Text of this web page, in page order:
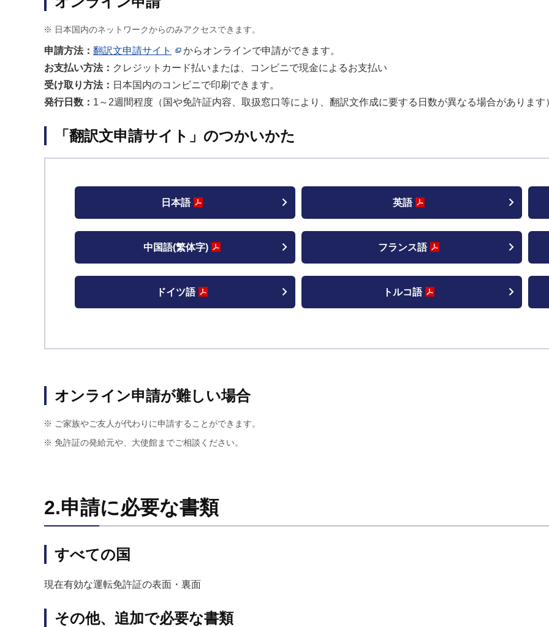
日本国内のネットワークからのみアクセスできます。
申請方法： 翻訳文申請サイト
からオンラインで申請ができます。
お支払い方法： クレジットカード払いまたは、コンビニで現金によるお支払い
受け取り方法： 日本国内のコンビニで印刷できます。
発行日数： 1～2週間程度（国や免許証内容、取扱窓口等により、翻訳文作成に要する日数が異なる場合があります
「翻訳文申請サイト」のつかいかた
日本語 英語
中国語(繁体字) フランス語
ドイツ語 トルコ語
オンライン申請が難しい場合
ご家族やご友人が代わりに申請することができます。
免許証の発給元や、大使館までご相談ください。
2.申請に必要な書類
すべての国
現在有効な運転免許証の表面・裏面
その他、追加で必要な書類